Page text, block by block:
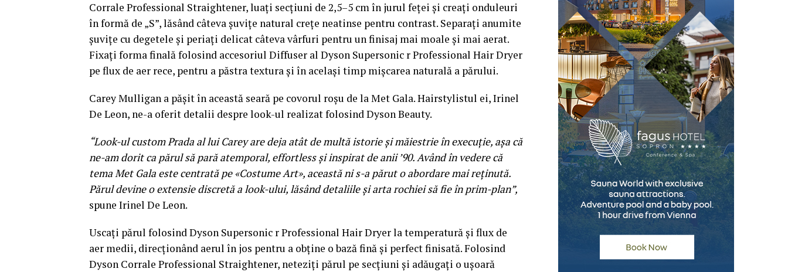
Corrale Professional Straightener, luați secțiuni de 2,5–5 cm în jurul feței și creați onduleuri
în formă de „S”, lăsând câteva șuvițe natural crețe neatinse pentru contrast. Separați anumite
șuvițe cu degetele și periați delicat câteva vârfuri pentru un finisaj mai moale și mai aerat.
Fixați forma finală folosind accesoriul Diffuser al Dyson Supersonic r Professional Hair Dryer
pe flux de aer rece, pentru a păstra textura și în același timp mișcarea naturală a părului.
Carey Mulligan a pășit în această seară pe covorul roșu de la Met Gala. Hairstylistul ei, Irinel
De Leon, ne-a oferit detalii despre look-ul realizat folosind Dyson Beauty.
“Look-ul custom Prada al lui Carey are deja atât de multă istorie și măiestrie în execuție, așa că
ne-am dorit ca părul să pară atemporal, effortless și inspirat de anii ’90. Având în vedere că
tema Met Gala este centrată pe «Costume Art», această ni s-a părut o abordare mai reținută.
Părul devine o extensie discretă a look-ului, lăsând detaliile și arta rochiei să fie în prim-plan”,
spune Irinel De Leon.
Uscați părul folosind Dyson Supersonic r Professional Hair Dryer la temperatură și flux de
aer medii, direcționând aerul în jos pentru a obține o bază fină și perfect finisată. Folosind
Dyson Corrale Professional Straightener, neteziți părul pe secțiuni și adăugați o ușoară